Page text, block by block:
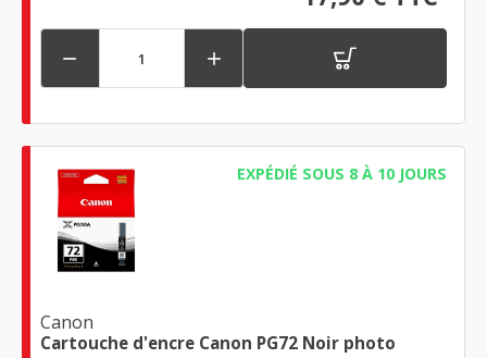
 
EXPÉDIÉ SOUS 8 À 10 JOURS
Canon
Cartouche d'encre Canon PG72 Noir photo